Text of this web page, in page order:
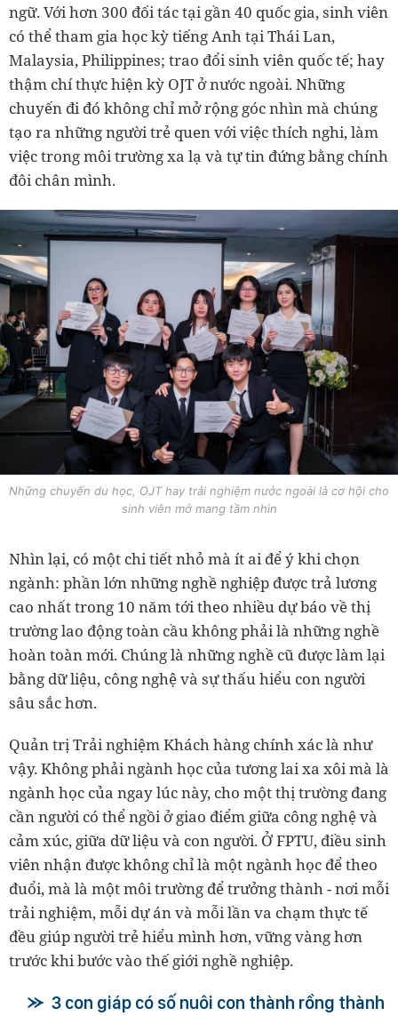
ngữ. Với hơn 300 đối tác tại gần 40 quốc gia, sinh viên
có thể tham gia học kỳ tiếng Anh tại Thái Lan,
Malaysia, Philippines; trao đổi sinh viên quốc tế; hay
thậm chí thực hiện kỳ OJT ở nước ngoài. Những
chuyến đi đó không chỉ mở rộng góc nhìn mà chúng
tạo ra những người trẻ quen với việc thích nghi, làm
việc trong môi trường xa lạ và tự tin đứng bằng chính
đôi chân mình.
Những chuyến du học, OJT hay trải nghiệm nước ngoài là cơ hội cho
sinh viên mở mang tầm nhìn
Nhìn lại, có một chi tiết nhỏ mà ít ai để ý khi chọn
ngành: phần lớn những nghề nghiệp được trả lương
cao nhất trong 10 năm tới theo nhiều dự báo về thị
trường lao động toàn cầu không phải là những nghề
hoàn toàn mới. Chúng là những nghề cũ được làm lại
bằng dữ liệu, công nghệ và sự thấu hiểu con người
sâu sắc hơn.
Quản trị Trải nghiệm Khách hàng chính xác là như
vậy. Không phải ngành học của tương lai xa xôi mà là
ngành học của ngay lúc này, cho một thị trường đang
cần người có thể ngồi ở giao điểm giữa công nghệ và
cảm xúc, giữa dữ liệu và con người. Ở FPTU, điều sinh
viên nhận được không chỉ là một ngành học để theo
đuổi, mà là một môi trường để trưởng thành - nơi mỗi
trải nghiệm, mỗi dự án và mỗi lần va chạm thực tế
đều giúp người trẻ hiểu mình hơn, vững vàng hơn
trước khi bước vào thế giới nghề nghiệp.
3 con giáp có số nuôi con thành rồng thành